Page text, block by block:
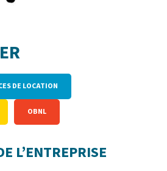
DE LOCATION
OBNL
L’ENTREPRISE